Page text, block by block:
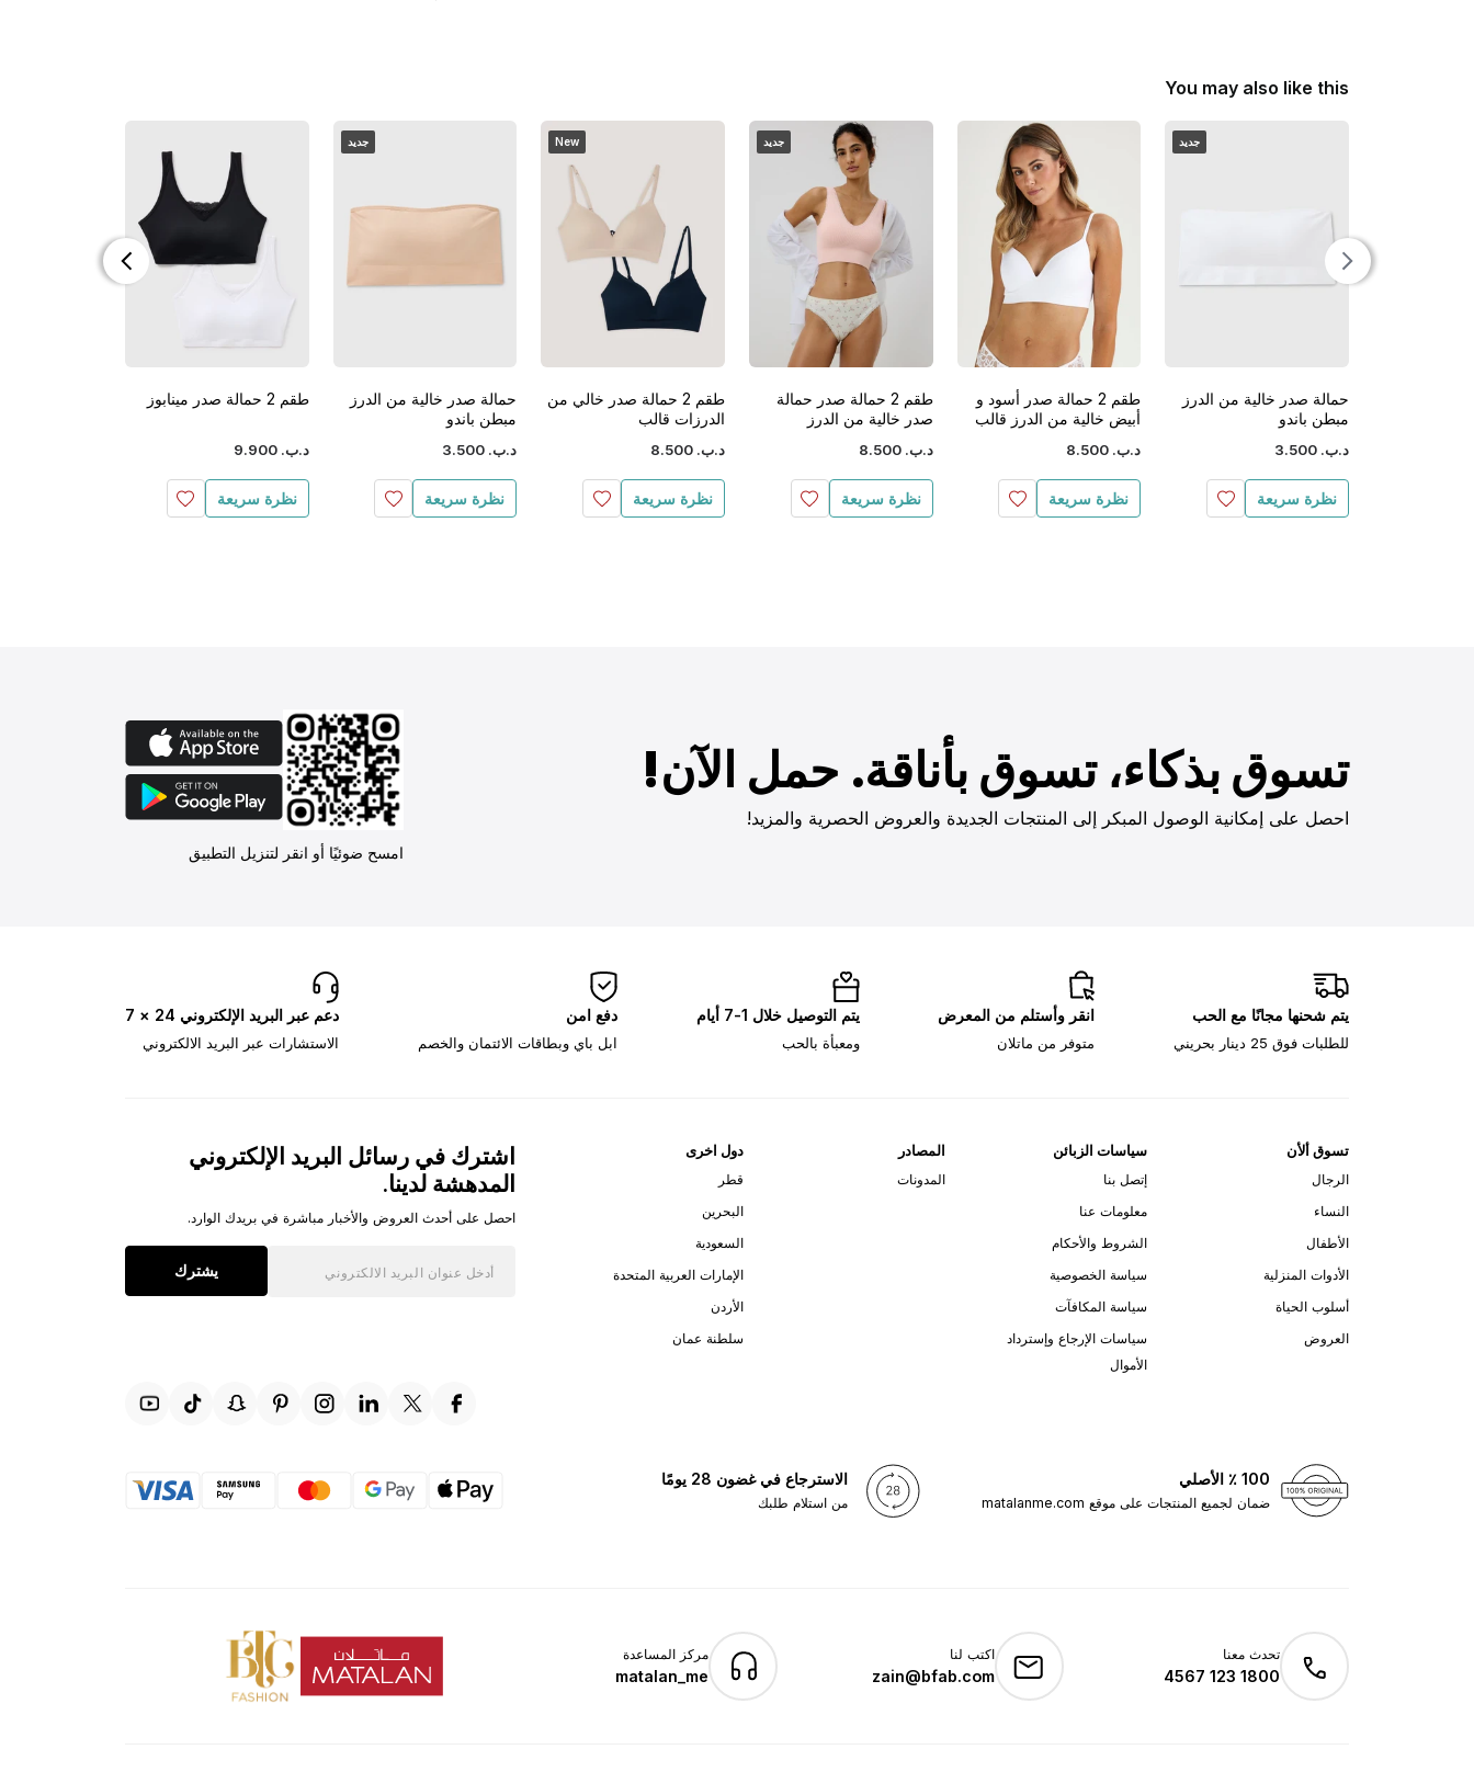
You may also like this
جديد
حمالة صدر خالية من الدرز
مبطن باندو
د.ب. 3.500
نظرة سريعة
طقم 2 حمالة صدر أسود و
أبيض خالية من الدرز قالب
د.ب. 8.500
نظرة سريعة
جديد
طقم 2 حمالة صدر حمالة
صدر خالية من الدرز
د.ب. ‏
8.500
نظرة سريعة
New
طقم 2 حمالة صدر خالي من
الدرزات قالب
د.ب. 8.500
نظرة سريعة
جديد
حمالة صدر خالية من الدرز
مبطن باندو
د.ب. 3.500
نظرة سريعة
طقم 2 حمالة صدر مينابوز
د.ب. ‏
9.900
نظرة سريعة
تسوق بذكاء، تسوق بأناقة. حمل الآن!
احصل على إمكانية الوصول المبكر إلى المنتجات الجديدة والعروض الحصرية والمزيد!
امسح ضوئيًا أو انقر لتنزيل التطبيق
يتم شحنها مجانًا مع الحب
للطلبات فوق 25 دينار بحريني
انقر وأستلم من المعرض
متوفر من ماتلان
يتم التوصيل خلال 1-7 أيام
ومعبأة بالحب
دفع امن
ابل باي وبطاقات الائتمان والخصم
دعم عبر البريد الإلكتروني 24 × 7
الاستشارات عبر البريد الالكتروني
تسوق ألأن
الرجال
النساء
الأطفال
الأدوات المنزلية
أسلوب الحياة
العروض
سياسات الزبائن
إتصل بنا
معلومات عنا
الشروط والأحكام
سياسة الخصوصية
سياسة المكافآت
سياسات الإرجاع وإسترداد
الأموال
المصادر
المدونات
دول اخرى
قطر
البحرين
السعودية
الإمارات العربية المتحدة
الأردن
سلطنة عمان
اشترك في رسائل البريد الإلكتروني
المدهشة لدينا.
احصل على أحدث العروض والأخبار مباشرة في بريدك الوارد.
يشترك
100 ٪ الأصلي
ضمان لجميع المنتجات على موقع matalanme.com
الاسترجاع في غضون 28 يومًا
من استلام طلبك
تحدث معنا
1800 123 4567
اكتب لنا
zain@bfab.com
مركز المساعدة
matalan_me